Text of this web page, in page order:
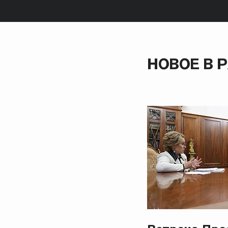
НОВОЕ В